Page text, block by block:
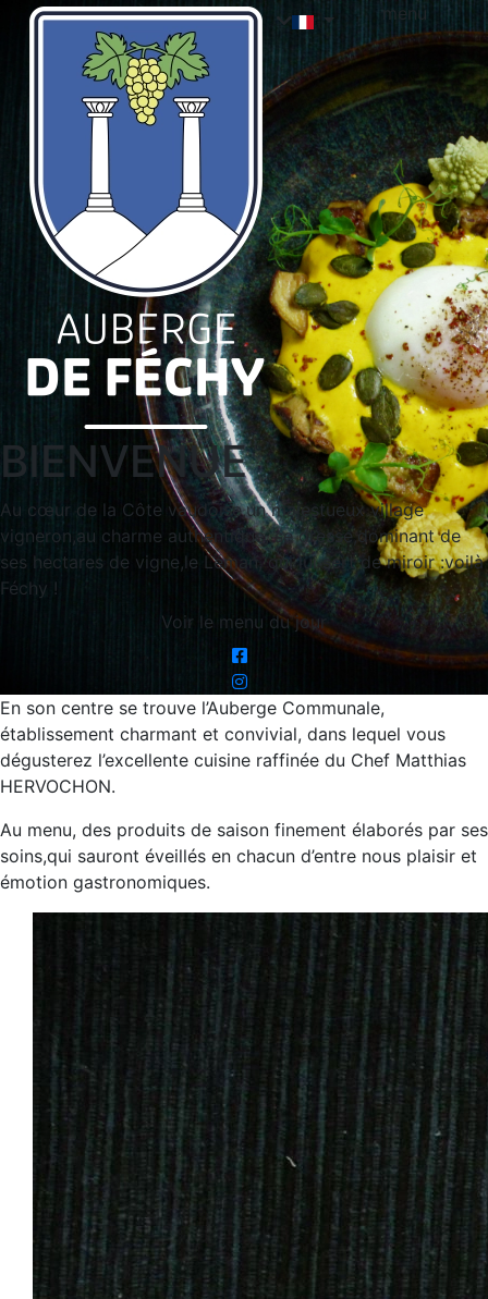
menu
BIENVENUE
Au cœur de la Côte vaudoise,un majestueux village
vigneron,au charme authentique, se dresse,dominant de
ses hectares de vigne,le Léman, qui lui sert de miroir :voilà
Féchy !
Voir le menu du jour
En son centre se trouve l’Auberge Communale,
établissement charmant et convivial, dans lequel vous
dégusterez l’excellente cuisine raffinée du Chef Matthias
HERVOCHON.
Au menu, des produits de saison finement élaborés par ses
soins,qui sauront éveillés en chacun d’entre nous plaisir et
émotion gastronomiques.